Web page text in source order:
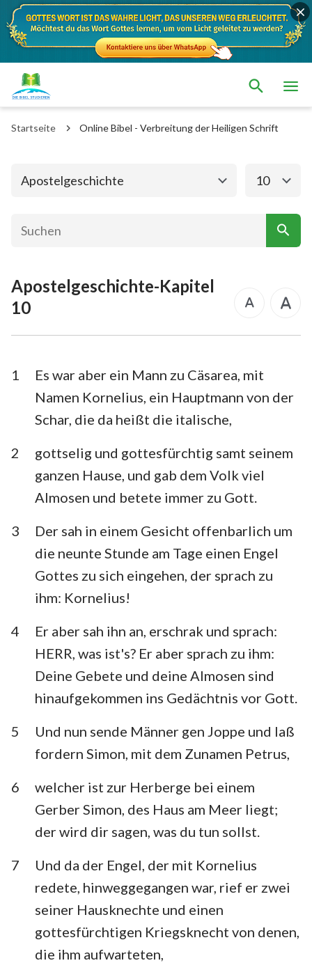
Startseite Online Bibel - Verbreitung der Heiligen Schrift
Apostelgeschichte
Das alte Testament Das neue Testament
Matthäus Markus
Apostelgeschichte
Galater
1. Thessalonicher 2. Thessalonicher
1. Petrus 2. Petrus
1. Johannes 2. Johannes
3. Johannes Judas
10
Apostelgeschichte-Kapitel
10
1
Es war aber ein Mann zu Cäsarea, mit
Namen Kornelius, ein Hauptmann von der
Schar, die da heißt die italische,
2
gottselig und gottesfürchtig samt seinem
ganzen Hause, und gab dem Volk viel
Almosen und betete immer zu Gott.
3
Der sah in einem Gesicht offenbarlich um
die neunte Stunde am Tage einen Engel
Gottes zu sich eingehen, der sprach zu
ihm: Kornelius!
4
Er aber sah ihn an, erschrak und sprach:
HERR, was ist's? Er aber sprach zu ihm:
Deine Gebete und deine Almosen sind
hinaufgekommen ins Gedächtnis vor Gott.
5
Und nun sende Männer gen Joppe und laß
fordern Simon, mit dem Zunamen Petrus,
6
welcher ist zur Herberge bei einem
Gerber Simon, des Haus am Meer liegt;
der wird dir sagen, was du tun sollst.
7
Und da der Engel, der mit Kornelius
redete, hinweggegangen war, rief er zwei
seiner Hausknechte und einen
gottesfürchtigen Kriegsknecht von denen,
die ihm aufwarteten,